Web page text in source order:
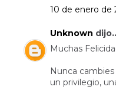
10 de enero de
Unknown
Muchas
Nunca
un privilegio,